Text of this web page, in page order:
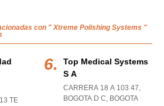
con " Xtreme Polishing Systems "
TE
Top Medical Systems
S A
CARRERA 18 A 103 47,
BOGOTA D C, BOGOTA